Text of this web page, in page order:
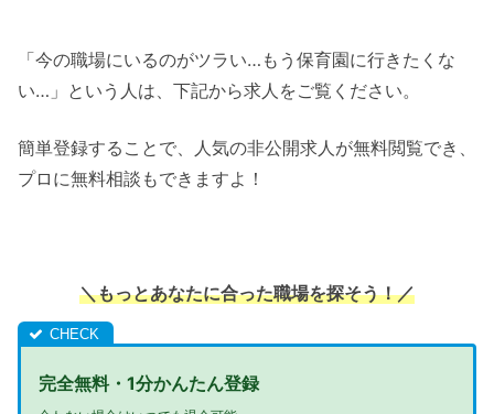
「今の職場にいるのがツラい…もう保育園に行きたくな
い…」という人は、下記から求人をご覧ください。
簡単登録することで、人気の非公開求人が無料閲覧でき、
プロに無料相談もできますよ！
＼もっとあなたに合った職場を探そう！／
完全無料・1分かんたん登録